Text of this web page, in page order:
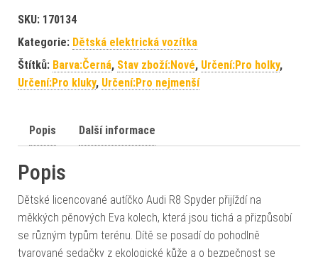
SKU: 170134
Kategorie: Dětská elektrická vozítka
Štítků: Barva:Černá, Stav zboží:Nové, Určení:Pro holky,
Určení:Pro kluky, Určení:Pro nejmenší
Popis Další informace
Popis
Dětské licencované autíčko Audi R8 Spyder přijíždí na
měkkých pěnových Eva kolech, která jsou tichá a přizpůsobí
se různým typům terénu. Dítě se posadí do pohodlně
tvarované sedačky z ekologické kůže a o bezpečnost se